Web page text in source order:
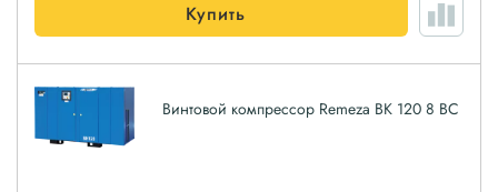
Купить
Винтовой компрессор Remeza ВК 120 8 ВС